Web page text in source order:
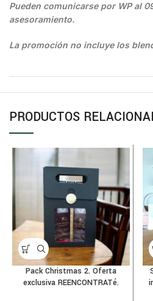
Pueden comunicarse por WP al
asesoramiento.
La promoción no incluye los
PRODUCTOS
Pack Christmas 2. Oferta
exclusiva REENCONTRATé.